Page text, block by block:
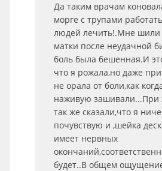
Да таким врачам
морге с трупами
людей лечить!.Мне шили
матки после неудачной
боль была бешенная.И
что я рожала,но даже
не орала от боли,как
наживую зашивали...При
так же сказали,что я
почувствую и ,шейка
имеет нервных
будет..В общем